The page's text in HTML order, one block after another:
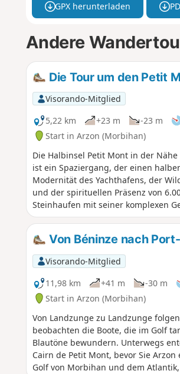
GPX herunterladen
Andere
Die Tour um den Petit
Visorando-Mitglied
5,22 km
+23 m -23 m
Start in Arzon (Morbihan)
Die Halbinsel Petit Mont in der
ist ein Spaziergang, der einen
Modernität des Yachthafens, der
und der spirituellen Präsenz von
Steinhaufen mit seiner komplexen
Von Béninze nach
Visorando-Mitglied
11,98 km
+41 m -30 m
Start in Arzon (Morbihan)
Von Landzunge zu Landzunge
beobachten die Boote, die im Golf
Blautöne bewundern. Unterwegs
Cairn de Petit Mont, bevor Sie
Golf von Morbihan und dem